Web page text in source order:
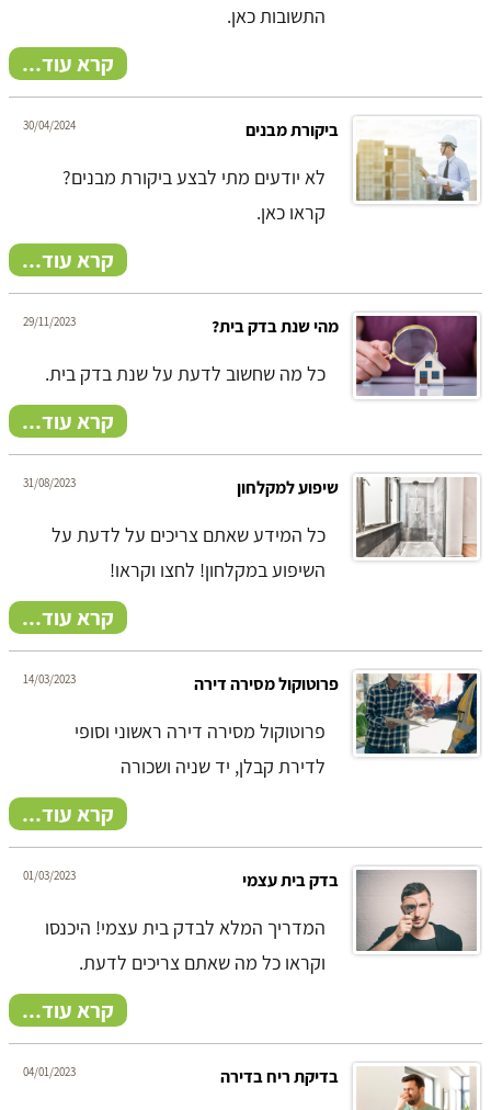
התשובות כאן.
קרא עוד...
ביקורת מבנים 30/04/2024
לא יודעים מתי לבצע ביקורת מבנים?
קראו כאן.
קרא עוד...
מהי שנת בדק בית? 29/11/2023
כל מה שחשוב לדעת על שנת בדק בית.
קרא עוד...
שיפוע למקלחון 31/08/2023
כל המידע שאתם צריכים על לדעת על
השיפוע במקלחון! לחצו וקראו!
קרא עוד...
פרוטוקול מסירה דירה 14/03/2023
פרוטוקול מסירה דירה ראשוני וסופי
לדירת קבלן, יד שניה ושכורה
קרא עוד...
בדק בית עצמי 01/03/2023
המדריך המלא לבדק בית עצמי! היכנסו
וקראו כל מה שאתם צריכים לדעת.
קרא עוד...
בדיקת ריח בדירה 04/01/2023